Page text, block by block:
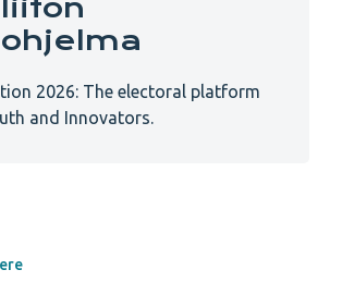
2026: The electoral platform
and Innovators.